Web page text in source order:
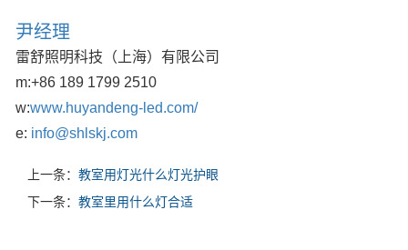
尹经理
雷舒照明科技（上海）有限公司
m:+86 189 1799 2510
w:www.huyandeng-led.com/
e: info@shlskj.com
上一条： 教室用灯光什么灯光护眼
下一条： 教室里用什么灯合适